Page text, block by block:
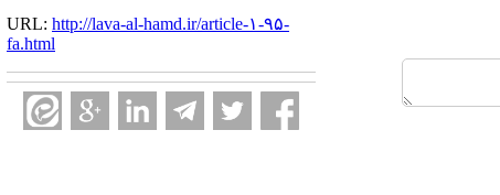
URL: http://lava-al-hamd.ir/article-۱-۹۵-
fa.html